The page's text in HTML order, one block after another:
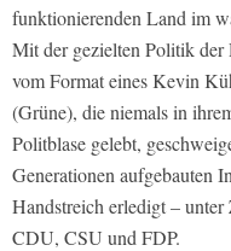
funktionierenden Land im
Mit der gezielten Politik der
vom Format eines Kevin
(Grüne), die niemals in
Politblase gelebt,
Generationen aufgebauten
Handstreich erledigt –
CDU, CSU und FDP.